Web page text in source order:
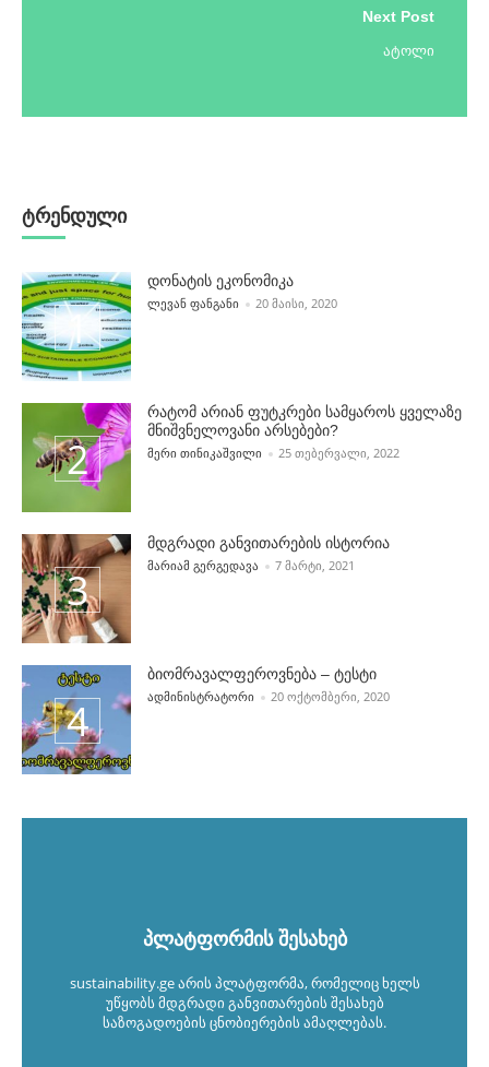
Next Post
ატოლი
ტრენდული
დონატის ეკონომიკა
POSTED BY
ᲚᲔᲕᲐᲜ ᲤᲐᲜᲒᲐᲜᲘ 20 ᲛᲐᲘᲡᲘ, 2020
რატომ არიან ფუტკრები სამყაროს ყველაზე
მნიშვნელოვანი არსებები?
POSTED BY
ᲛᲔᲠᲘ ᲗᲘᲜᲘᲙᲐᲨᲕᲘᲚᲘ 25 ᲗᲔᲑᲔᲠᲕᲐᲚᲘ, 2022
მდგრადი განვითარების ისტორია
POSTED BY
ᲛᲐᲠᲘᲐᲛ ᲒᲔᲠᲒᲔᲓᲐᲕᲐ 7 ᲛᲐᲠᲢᲘ, 2021
ბიომრავალფეროვნება – ტესტი
POSTED BY
ᲐᲓᲛᲘᲜᲘᲡᲢᲠᲐᲢᲝᲠᲘ 20 ᲝᲥᲢᲝᲛᲑᲔᲠᲘ, 2020
პლატფორმის შესახებ
sustainability.ge არის პლატფორმა, რომელიც ხელს
უწყობს მდგრადი განვითარების შესახებ
საზოგადოების ცნობიერების ამაღლებას.